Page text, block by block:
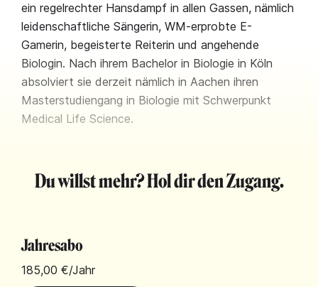
ein regelrechter Hansdampf in allen Gassen, nämlich
leidenschaftliche Sängerin, WM-erprobte E-
Gamerin, begeisterte Reiterin und angehende
Biologin. Nach ihrem Bachelor in Biologie in Köln
absolviert sie derzeit nämlich in Aachen ihren
Masterstudiengang in Biologie mit Schwerpunkt
Medical Life Science.
Du willst mehr? Hol dir den Zugang.
Jahresabo
185,00 €/Jahr